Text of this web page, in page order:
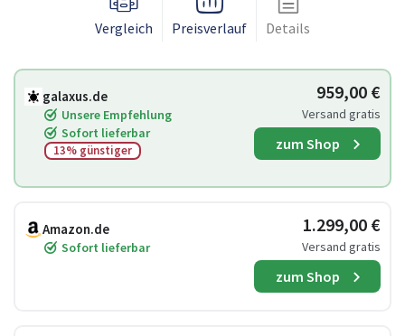
Vergleich Preisverlauf Details
galaxus.de
Unsere Empfehlung
Sofort lieferbar
13% günstiger
959,00 €
Versand gratis
zum Shop
Amazon.de
Sofort lieferbar
1.299,00 €
Versand gratis
zum Shop